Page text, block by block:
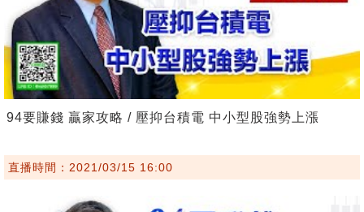
94要賺錢 贏家攻略 / 壓抑台積電 中小型股強勢上漲
直播時間：2021/03/15 16:00